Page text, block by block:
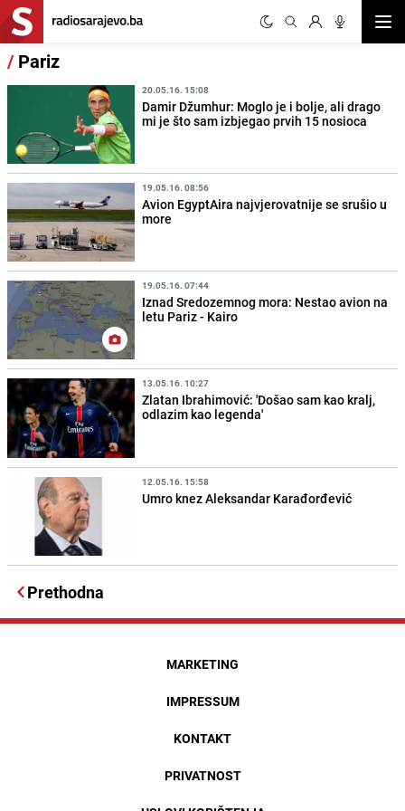
/ Pariz
20.05.16. 15:08
Damir Džumhur: Moglo je i bolje, ali drago
mi je što sam izbjegao prvih 15 nosioca
19.05.16. 08:56
Avion EgyptAira najvjerovatnije se srušio u
more
19.05.16. 07:44
Iznad Sredozemnog mora: Nestao avion na
letu Pariz - Kairo
13.05.16. 10:27
Zlatan Ibrahimović: 'Došao sam kao kralj,
odlazim kao legenda'
12.05.16. 15:58
Umro knez Aleksandar Karađorđević
Prethodna
MARKETING
IMPRESSUM
KONTAKT
PRIVATNOST